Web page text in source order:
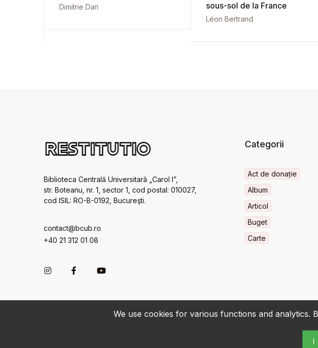
We use cookies for various functions and
I
Dimitrie Dan
sous-sol de la France
Léon Bertrand
Biblioteca Centrală Universitară „Carol I”,
str. Boteanu, nr. 1, sector 1, cod postal: 010027,
cod ISIL: RO-B-0192, Bucureşti.
contact@bcub.ro
+40 21 312 01 08
Categorii
Act de donație
Album
Articol
Buget
Carte